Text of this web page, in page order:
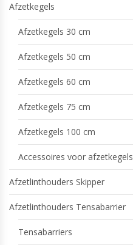
Afzetkegels
Afzetkegels 30 cm
Afzetkegels 50 cm
Afzetkegels 60 cm
Afzetkegels 75 cm
Afzetkegels 100 cm
Accessoires voor afzetkegels
Afzetlinthouders Skipper
Afzetlinthouders Tensabarrier
Tensabarriers